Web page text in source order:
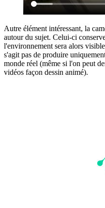
Autre élément intéressant, la
autour du sujet. Celui-ci
l'environnement sera alors
s'agit pas de produire
monde réel (même si l'on peut
vidéos façon dessin animé).